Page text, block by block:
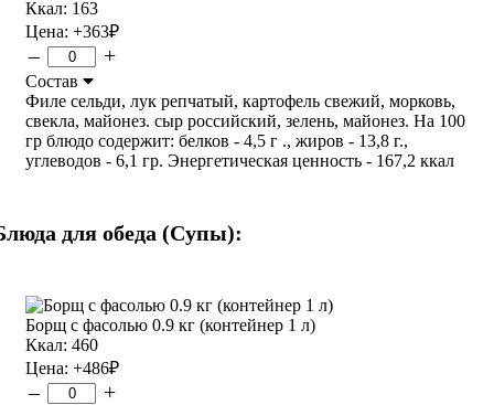
Ккал: 163
Цена: +363₽
– +
Состав
Филе сельди, лук репчатый, картофель свежий, морковь,
свекла, майонез. сыр российский, зелень, майонез. На 100
гр блюдо содержит: белков - 4,5 г ., жиров - 13,8 г.,
углеводов - 6,1 гр. Энергетическая ценность - 167,2 ккал
для обеда (Супы):
Борщ с фасолью 0.9 кг (контейнер 1 л)
Ккал: 460
Цена: +486₽
– +